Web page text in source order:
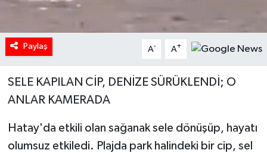
Paylaş A- A+
SELE KAPILAN CİP, DENİZE SÜRÜKLENDİ; O
ANLAR KAMERADA
Hatay'da etkili olan sağanak sele dönüşüp, hayatı
olumsuz etkiledi. Plajda park halindeki bir cip, sel